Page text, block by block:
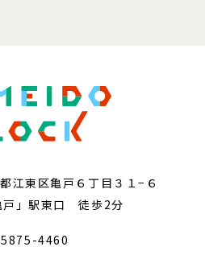
東区亀戸６丁目３１−６
戸」駅東口 徒歩2分
4460